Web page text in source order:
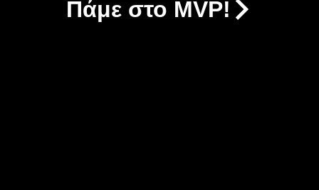
Πάμε στο MVP!